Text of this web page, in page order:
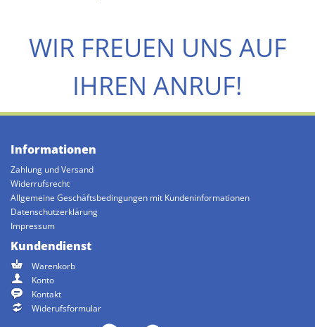
WIR FREUEN UNS AUF
IHREN ANRUF!
Informationen
Zahlung und Versand
Widerrufsrecht
Allgemeine Geschäftsbedingungen mit Kundeninformationen
Datenschutzerklärung
Impressum
Kundendienst
Warenkorb
Konto
Kontakt
Widerufsformular